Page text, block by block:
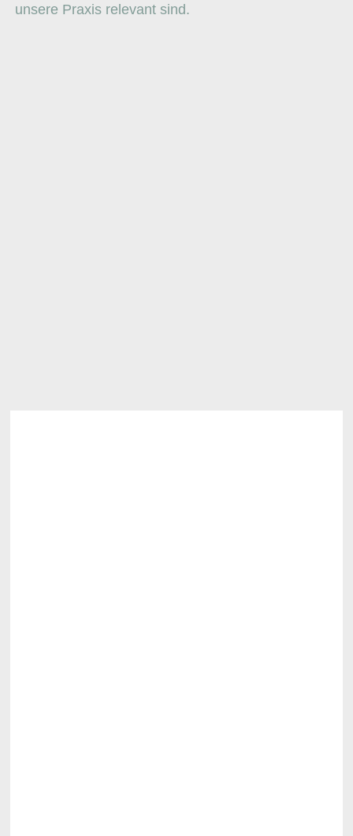
unsere Praxis relevant sind.